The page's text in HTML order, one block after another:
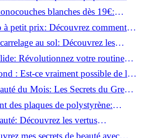
blanches dès 19€:
offres!
petit prix: Découvrez comment
de 50€!au sol: Découvrez les
Révolutionnez votre routine
déchet!
: Est-ce vraiment possible de les
du Mois: Les Secrets du Green
des plaques de polystyrène:
plafond sans effort !
Découvrez les vertus
l'huile de coco!
mes secrets de beauté avec